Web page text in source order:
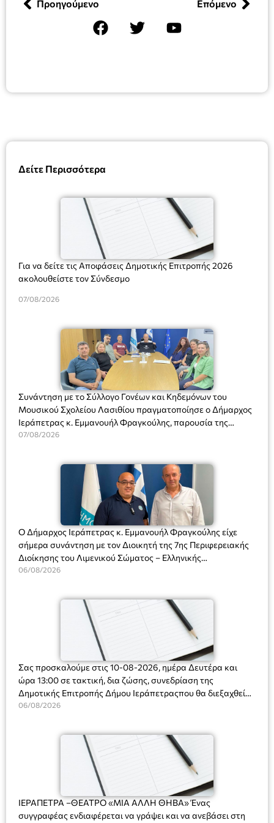
Δείτε Περισσότερα
Για να δείτε τις Αποφάσεις Δημοτικής Επιτροπής 2026
ακολουθείστε τον Σύνδεσμο
07/08/2026
Συνάντηση με το Σύλλογο Γονέων και Κηδεμόνων του
Μουσικού Σχολείου Λασιθίου πραγματοποίησε ο Δήμαρχος
Ιεράπετρας κ. Εμμανουήλ Φραγκούλης, παρουσία της
Διευθύντριας του σχολείου κας Μαριάννας Χαΐτα.
07/08/2026
Ο Δήμαρχος Ιεράπετρας κ. Εμμανουήλ Φραγκούλης είχε
σήμερα συνάντηση με τον Διοικητή της 7ης Περιφερειακής
Διοίκησης του Λιμενικού Σώματος – Ελληνικής
Ακτοφυλακής (Λ.Σ.-ΕΛ.ΑΚΤ.), Αρχιπλοίαρχο Λ.Σ. κ. Ιωάννη
06/08/2026
Σας προσκαλούμε στις 10-08-2026, ημέρα Δευτέρα και
ώρα 13:00 σε τακτική, δια ζώσης, συνεδρίαση της
Δημοτικής Επιτροπής Δήμου Ιεράπετραςπου θα διεξαχθεί
στο Δημοτικό Κατάστημα, Δημοκρατίας 31 στην αίθουσα
και λήψη αποφάσεων στα παρακάτω θέματα:
06/08/2026
ΙΕΡΑΠΕΤΡΑ –ΘΕΑΤΡΟ «ΜΙΑ ΑΛΛΗ ΘΗΒΑ» Ένας
συγγραφέας ενδιαφέρεται να γράψει και να ανεβάσει στη
Προηγούμενο Επόμενο